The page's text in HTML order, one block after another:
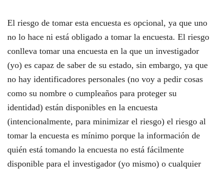
El riesgo de tomar esta encuesta es opcional, ya que uno
no lo hace ni está obligado a tomar la encuesta. El riesgo
conlleva tomar una encuesta en la que un investigador
(yo) es capaz de saber de su estado, sin embargo, ya que
no hay identificadores personales (no voy a pedir cosas
como su nombre o cumpleaños para proteger su
identidad) están disponibles en la encuesta
(intencionalmente, para minimizar el riesgo) el riesgo al
tomar la encuesta es mínimo porque la información de
quién está tomando la encuesta no está fácilmente
disponible para el investigador (yo mismo) o cualquier